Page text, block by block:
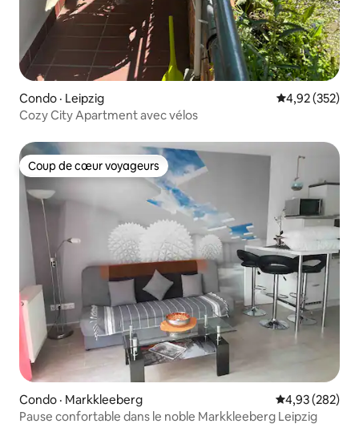
Condo · Leipzig Note
4,92 (352)
Cozy City Apartment avec vélos
Coup de cœur voyageurs
Coup de cœur voyageurs
Condo · Markkleeberg Note
4,93 (282)
Pause confortable dans le noble Markkleeberg Leipzig